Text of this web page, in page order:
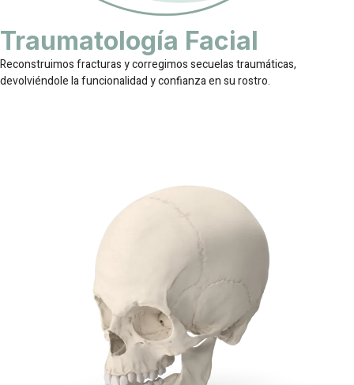
Traumatología Facial
Reconstruimos fracturas y corregimos secuelas traumáticas,
devolviéndole la funcionalidad y confianza en su rostro.